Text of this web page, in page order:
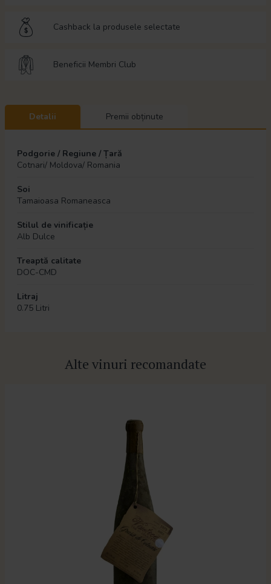
Cashback la produsele selectate
Beneficii Membri Club
Detalii Premii obținute
Podgorie / Regiune / Țară
Cotnari/ Moldova/ Romania
Soi
Tamaioasa Romaneasca
Stilul de vinificație
Alb Dulce
Treaptă calitate
DOC-CMD
Litraj
0.75 Litri
Alte vinuri recomandate